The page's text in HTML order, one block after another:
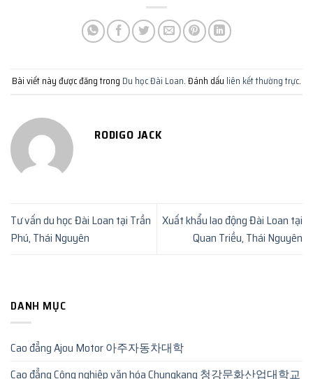
Bài viết này được đăng trong Du học Đài Loan. Đánh dấu liên kết thường trực.
RODIGO JACK
Tư vấn du học Đài Loan tại Trần
Phú, Thái Nguyên
Xuất khẩu lao động Đài Loan tại
Quan Triều, Thái Nguyên
DANH MỤC
Cao đẳng Ajou Motor 아주자동차대학
Cao đẳng Công nghiệp văn hóa Chungkang 청강문화산업대학교